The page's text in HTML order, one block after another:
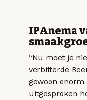
IPAnema
“Nu moet je
verbitterde
gewoon
uitgesproken